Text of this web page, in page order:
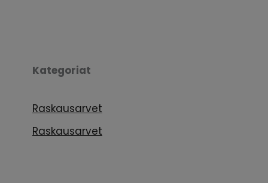
Kategoriat
Raskausarvet
Raskausarvet